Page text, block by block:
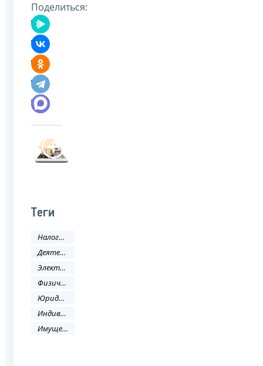
Поделиться:
Теги
Налоги и сборы
Деятельность ФНС
Электронные услуги
Физическое лицо
Юридическое лицо
Индивидуальный предприниматель
Имущественные налоги